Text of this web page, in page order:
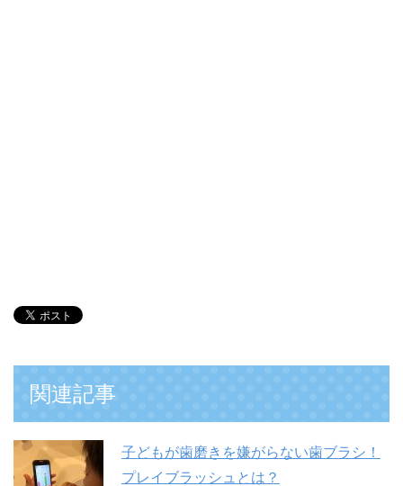
関連記事
子どもが歯磨きを嫌がらない歯ブラシ！
プレイブラッシュとは？